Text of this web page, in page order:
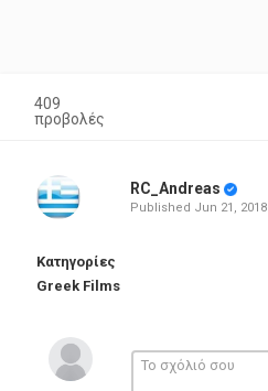
409
προβολές
RC_Andreas
Published Jun 21, 2018
Κατηγορίες
Greek Films